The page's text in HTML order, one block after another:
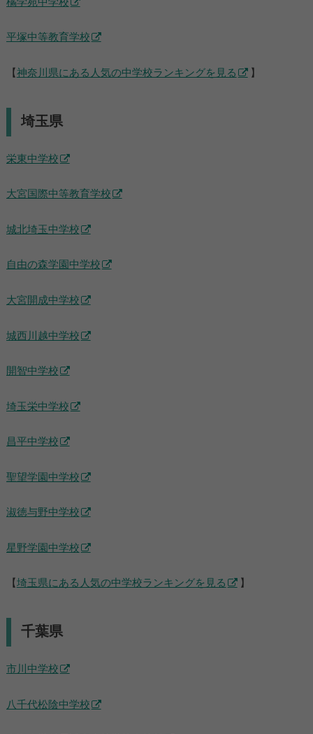
橘学苑中学校
平塚中等教育学校
【 神奈川県にある人気の中学校ランキングを見る 】
埼玉県
栄東中学校
大宮国際中等教育学校
城北埼玉中学校
自由の森学園中学校
大宮開成中学校
城西川越中学校
開智中学校
埼玉栄中学校
昌平中学校
聖望学園中学校
淑徳与野中学校
星野学園中学校
【 埼玉県にある人気の中学校ランキングを見る 】
千葉県
市川中学校
八千代松陰中学校